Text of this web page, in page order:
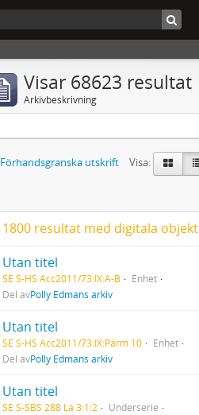
Visar 68623 resultat
Arkivbeskrivning
Förhandsgranska utskrift
Visa:
1800 resultat med digitala objekt
Utan titel
SE S-HS Acc2011/73:IX:A-B
Enhet
Del avPolly Edmans arkiv
Utan titel
SE S-HS Acc2011/73:IX:Pärm 10
Enhet
Del avPolly Edmans arkiv
Utan titel
SE S-SBS 288 La 3:1:2
Underserie